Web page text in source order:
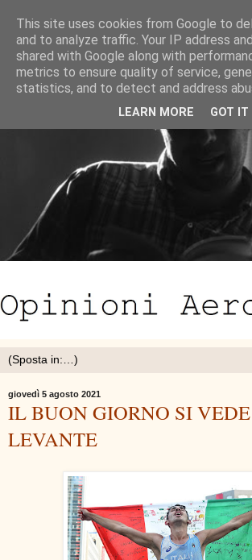
giovedì 5 agosto 2021
IL BUON GIORNO SI
LEVANTE
This site uses cookies from Google to
and to analyze traffic. Your IP address
shared with Google along with
metrics to ensure quality of service,
statistics, and to detect and address
LEARN MORE GOT IT